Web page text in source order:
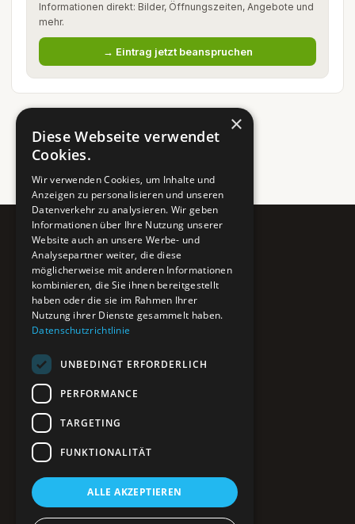
Informationen direkt: Bilder, Öffnungszeiten, Angebote und
mehr.
→ Eintrag jetzt beanspruchen
Pure BiH
Authentisches Bosnien & Herzegowina
Ein Teil des BTP Reise-Netzwerks.
POIs entdecken
Interaktive Karte
Reiseblog
Reiseinfos & Tipps
Impressum
Datenschutz
×
Diese Webseite verwendet
Cookies.
Wir verwenden Cookies, um Inhalte und
Anzeigen zu personalisieren und unseren
Datenverkehr zu analysieren. Wir geben
Informationen über Ihre Nutzung unserer
Website auch an unsere Werbe- und
Analysepartner weiter, die diese
möglicherweise mit anderen Informationen
kombinieren, die Sie ihnen bereitgestellt
haben oder die sie im Rahmen Ihrer
Nutzung ihrer Dienste gesammelt haben.
Datenschutzrichtlinie
UNBEDINGT ERFORDERLICH
PERFORMANCE
TARGETING
FUNKTIONALITÄT
ALLE AKZEPTIEREN